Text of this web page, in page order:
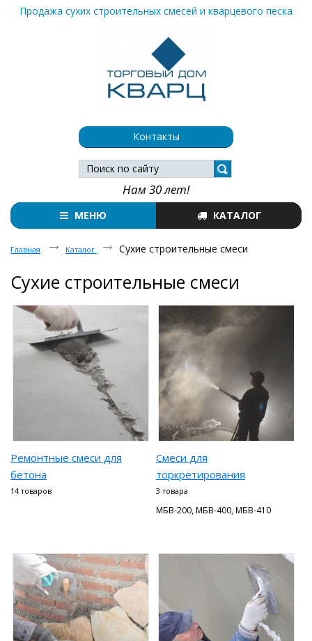
Контакты
Продажа сухих строительных смесей и кварцевого песка
Нам 30 лет!
МЕНЮ КАТАЛОГ
Главная Каталог Сухие строительные смеси
Сухие строительные смеси
Ремонтные смеси для
бетона
14 товаров
Смеси для
торкретирования
3 товара
МБВ-200, МБВ-400, МБВ-410